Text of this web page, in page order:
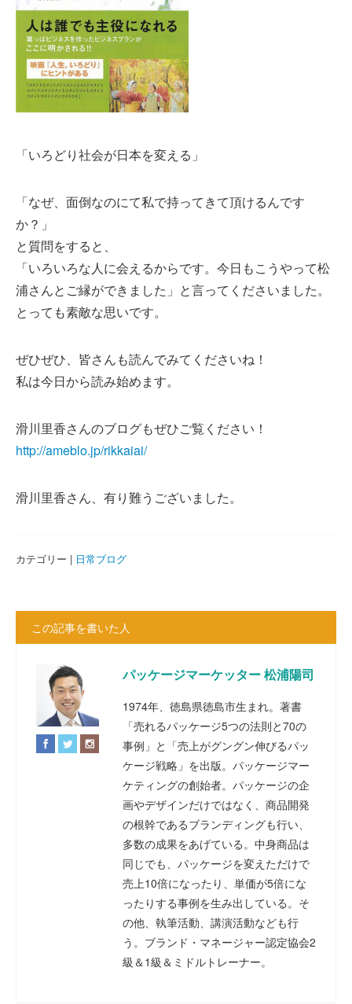
「いろどり社会が日本を変える」
「なぜ、面倒なのにて私で持ってきて頂けるんです
か？」
と質問をすると、
「いろいろな人に会えるからです。今日もこうやって松
浦さんとご縁ができました」と言ってくださいました。
とっても素敵な思いです。
ぜひぜひ、皆さんも読んでみてくださいね！
私は今日から読み始めます。
滑川里香さんのブログもぜひご覧ください！
http://ameblo.jp/rikkaiai/
滑川里香さん、有り難うございました。
カテゴリー | 日常ブログ
この記事を書いた人
パッケージマーケッター 松浦陽司
1974年、徳島県徳島市生まれ。著書
「売れるパッケージ5つの法則と70の
事例」と「売上がグングン伸びるパッ
ケージ戦略」を出版。パッケージマー
ケティングの創始者。パッケージの企
画やデザインだけではなく、商品開発
の根幹であるブランディングも行い、
多数の成果をあげている。中身商品は
同じでも、パッケージを変えただけで
売上10倍になったり、単価が5倍にな
ったりする事例を生み出している。そ
の他、執筆活動、講演活動なども行
う。ブランド・マネージャー認定協会2
級＆1級＆ミドルトレーナー。